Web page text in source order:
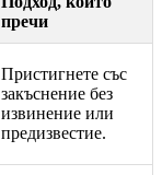
пречи
Пристигнете със
закъснение без
извинение или
предизвестие.